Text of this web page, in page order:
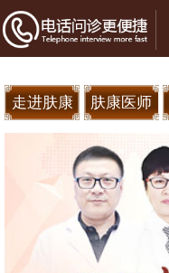
走进肤康 肤康医师